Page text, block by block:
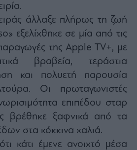
άλλαξε πλήρως τη ζωή
εξελίχθηκε σε μία από τις
της Apple TV+, με
βραβεία, τεράστια
και πολυετή παρουσία
Οι πρωταγωνιστές
επιπέδου σταρ
βρέθηκε ξαφνικά από τα
στα κόκκινα χαλιά.
κάτι έμενε ανοιχτό μέσα